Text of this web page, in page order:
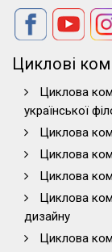
Циклові
Циклова
української
Циклова
Циклова
Циклова
Циклова
дизайну
Циклова